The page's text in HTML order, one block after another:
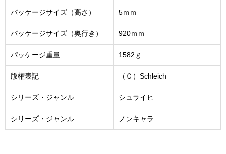
パッケージサイズ（高さ） 5ｍｍ
パッケージサイズ（奥行き） 920ｍｍ
パッケージ重量 1582ｇ
版権表記 （Ｃ）Schleich
シリーズ・ジャンル シュライヒ
シリーズ・ジャンル ノンキャラ